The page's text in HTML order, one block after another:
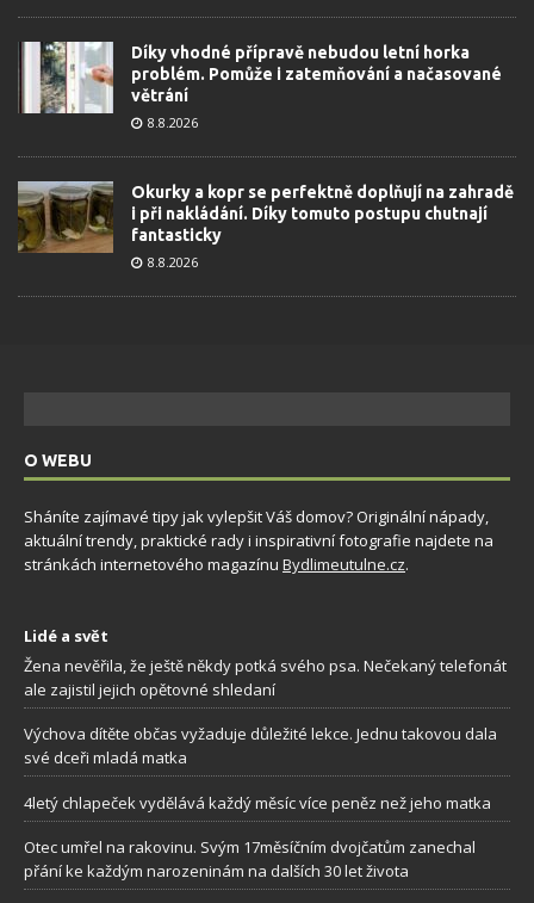
Díky vhodné přípravě nebudou letní horka
problém. Pomůže i zatemňování a načasované
větrání
8.8.2026
Okurky a kopr se perfektně doplňují na zahradě
i při nakládání. Díky tomuto postupu chutnají
fantasticky
8.8.2026
O WEBU
Sháníte zajímavé tipy jak vylepšit Váš domov? Originální nápady,
aktuální trendy, praktické rady i inspirativní fotografie najdete na
stránkách internetového magazínu Bydlimeutulne.cz.
Lidé a svět
Žena nevěřila, že ještě někdy potká svého psa. Nečekaný telefonát
ale zajistil jejich opětovné shledaní
Výchova dítěte občas vyžaduje důležité lekce. Jednu takovou dala
své dceři mladá matka
4letý chlapeček vydělává každý měsíc více peněz než jeho matka
Otec umřel na rakovinu. Svým 17měsíčním dvojčatům zanechal
přání ke každým narozeninám na dalších 30 let života